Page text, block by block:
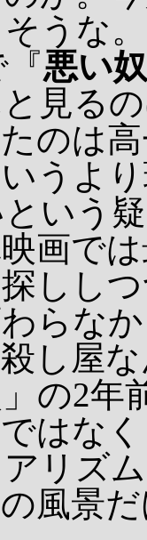
うな。
『悪い
見る
のは
いうよ
いう
画で
しし
らな
し屋
」の2
はな
リズ
風景